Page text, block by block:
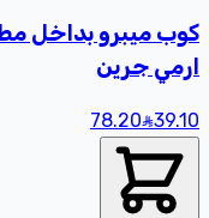
ارمي جرين
39.10
78.20